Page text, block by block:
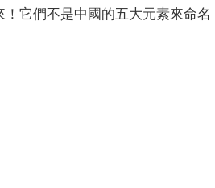
它們不是中國的五大元素來命名